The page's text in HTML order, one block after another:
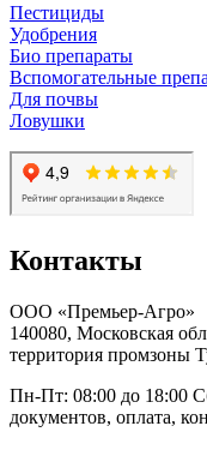
Пестициды
Удобрения
Био препараты
Вспомогательные
Для почвы
Ловушки
Контакты
ООО «Премьер-Агро»
140080, Московская
территория промзоны
Пн-Пт: 08:00 до 18:00
документов, оплата,